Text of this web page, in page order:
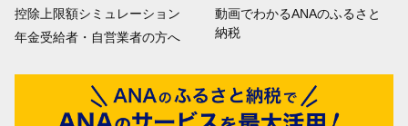
控除上限額シミュレーション
年金受給者・自営業者の方へ
動画でわかるANAのふるさと
納税